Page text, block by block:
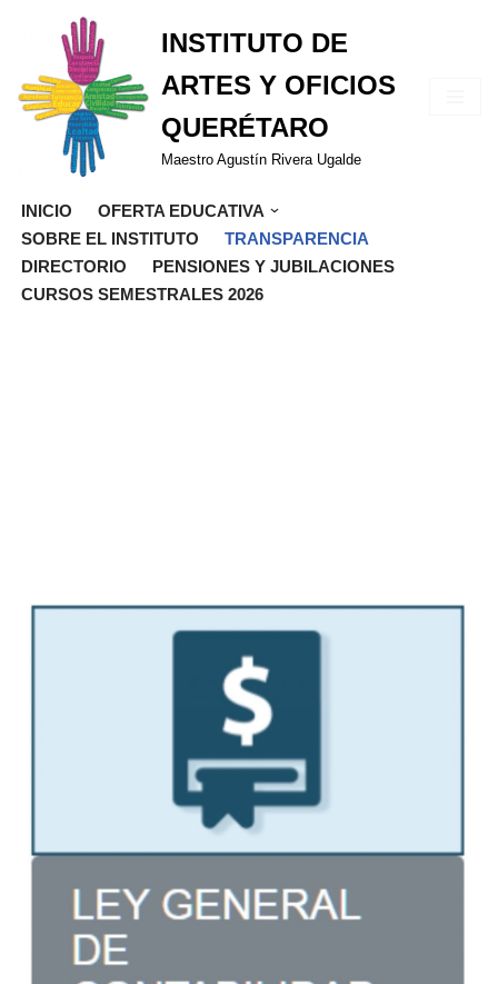
al
contenido
INSTITUTO DE
ARTES Y OFICIOS
QUERÉTARO
Maestro Agustín Rivera Ugalde
INICIO
OFERTA EDUCATIVA
SOBRE EL INSTITUTO
TRANSPARENCIA
DIRECTORIO
PENSIONES Y JUBILACIONES
CURSOS SEMESTRALES 2026